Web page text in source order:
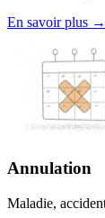
En savoir plus →
Annulation
Maladie,